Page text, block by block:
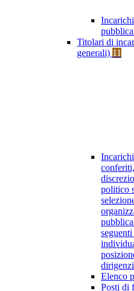
Titolari di
generali) 11
politico
Elenco
Posti di